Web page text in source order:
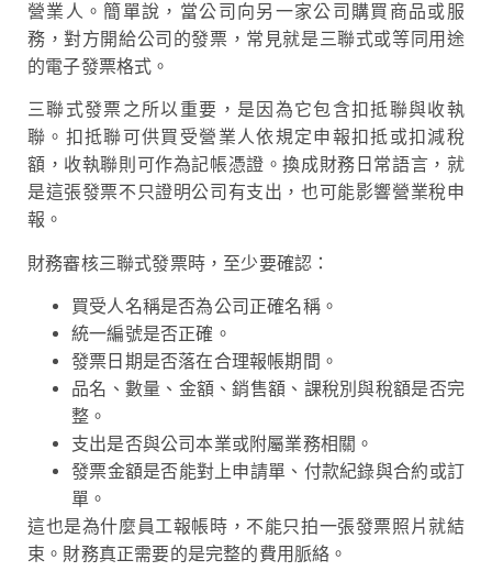
營業人。簡單說，當公司向另一家公司購買商品或服
務，對方開給公司的發票，常見就是三聯式或等同用途
的電子發票格式。
三聯式發票之所以重要，是因為它包含扣抵聯與收執
聯。扣抵聯可供買受營業人依規定申報扣抵或扣減稅
額，收執聯則可作為記帳憑證。換成財務日常語言，就
是這張發票不只證明公司有支出，也可能影響營業稅申
報。
財務審核三聯式發票時，至少要確認：
買受人名稱是否為公司正確名稱。
統一編號是否正確。
發票日期是否落在合理報帳期間。
品名、數量、金額、銷售額、課稅別與稅額是否完
整。
支出是否與公司本業或附屬業務相關。
發票金額是否能對上申請單、付款紀錄與合約或訂
單。
這也是為什麼員工報帳時，不能只拍一張發票照片就結
束。財務真正需要的是完整的費用脈絡。